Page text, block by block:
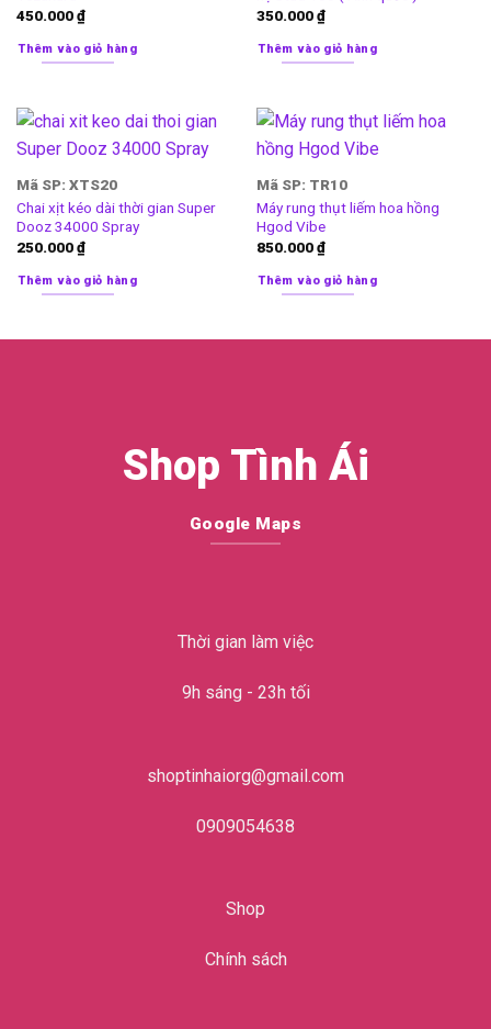
450.000₫
Thêm vào giỏ hàng
350.000₫
Thêm vào giỏ hàng
Mã SP: XTS20
Chai xịt kéo dài thời gian Super
Dooz 34000 Spray
250.000₫
Thêm vào giỏ hàng
Mã SP: TR10
Máy rung thụt liếm hoa hồng
Hgod Vibe
850.000₫
Thêm vào giỏ hàng
Shop Tình Ái
Google Maps
Thời gian làm việc
9h sáng - 23h tối
shoptinhaiorg@gmail.com
0909054638
Shop
Chính sách